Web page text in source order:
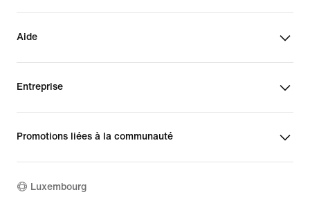
Aide
Entreprise
Promotions liées à la communauté
Luxembourg